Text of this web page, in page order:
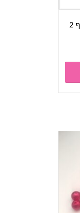
פעמונים ליצירה- פעמון סגור כסוף 2